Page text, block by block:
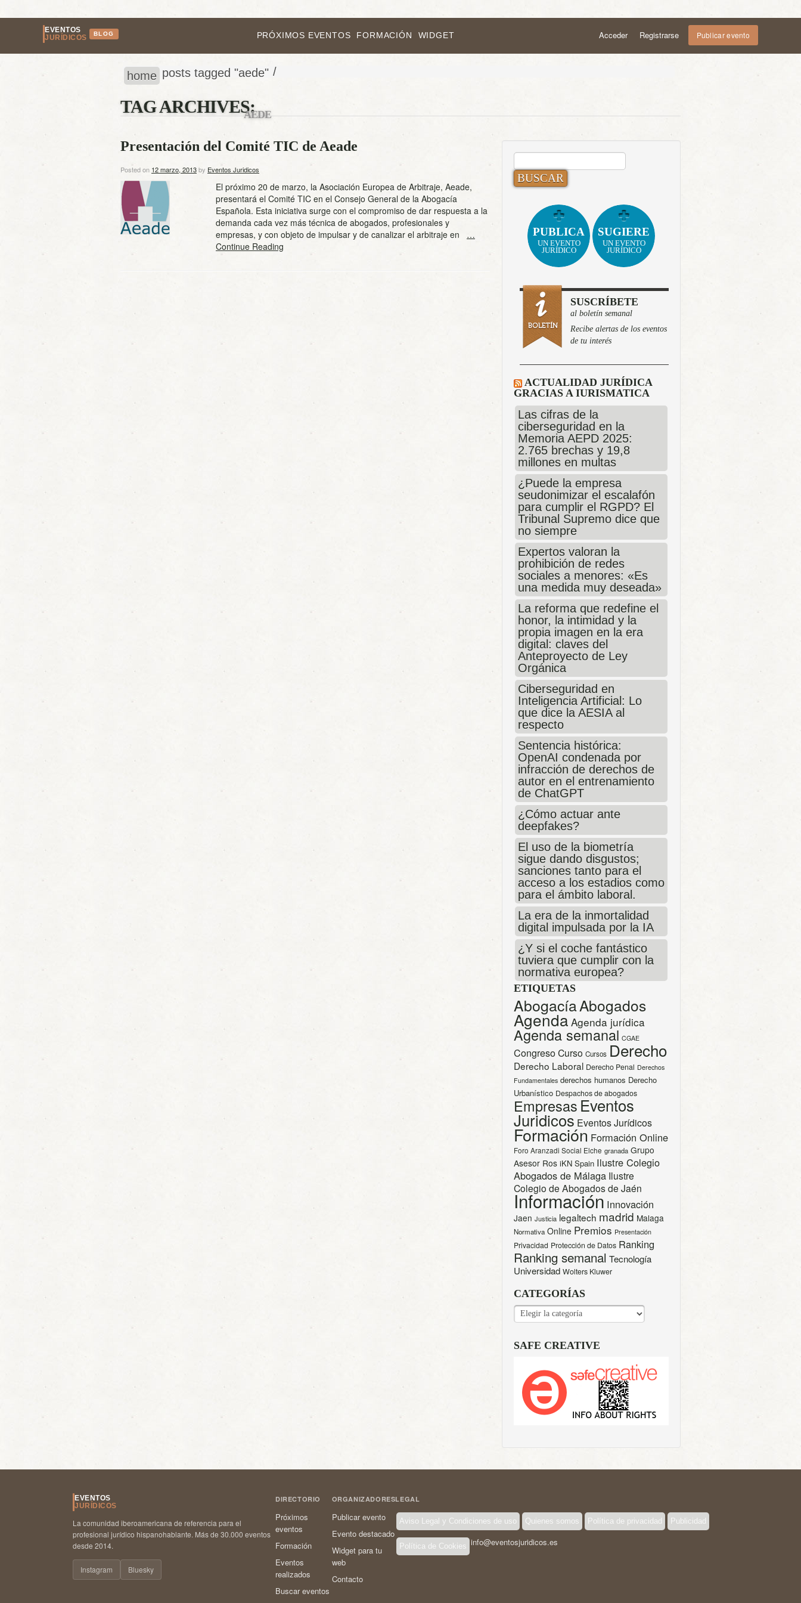
EVENTOS
JURÍDICOS
BLOG PRÓXIMOS EVENTOS FORMACIÓN WIDGET Acceder Registrarse Publicar evento
home /
posts tagged "aede"
TAG ARCHIVES:AEDE
Presentación del Comité TIC de Aeade
Posted on 12 marzo, 2013by Eventos Juridicos
El próximo 20 de marzo, la Asociación Europea de Arbitraje, Aeade,
presentará el Comité TIC en el Consejo General de la Abogacía
Española. Esta iniciativa surge con el compromiso de dar respuesta a la
demanda cada vez más técnica de abogados, profesionales y
empresas, y con objeto de impulsar y de canalizar el arbitraje en …
Continue Reading
BUSCAR:
PUBLICA
UN EVENTO
JURÍDICO
SUGIERE
UN EVENTO
JURÍDICO
SUSCRÍBETE
al boletín semanal
Recibe alertas de los eventos
de tu interés
ACTUALIDAD JURÍDICA
GRACIAS A IURISMATICA
Las cifras de la
ciberseguridad en la
Memoria AEPD 2025:
2.765 brechas y 19,8
millones en multas
¿Puede la empresa
seudonimizar el escalafón
para cumplir el RGPD? El
Tribunal Supremo dice que
no siempre
Expertos valoran la
prohibición de redes
sociales a menores: «Es
una medida muy deseada»
La reforma que redefine el
honor, la intimidad y la
propia imagen en la era
digital: claves del
Anteproyecto de Ley
Orgánica
Ciberseguridad en
Inteligencia Artificial: Lo
que dice la AESIA al
respecto
Sentencia histórica:
OpenAI condenada por
infracción de derechos de
autor en el entrenamiento
de ChatGPT
¿Cómo actuar ante
deepfakes?
El uso de la biometría
sigue dando disgustos;
sanciones tanto para el
acceso a los estadios como
para el ámbito laboral.
La era de la inmortalidad
digital impulsada por la IA
¿Y si el coche fantástico
tuviera que cumplir con la
normativa europea?
ETIQUETAS
AbogacíaAbogados
Agenda Agenda jurídica
Agenda semanal CGAE
CongresoCurso Cursos Derecho
Derecho Laboral Derecho Penal Derechos
Fundamentales derechos humanos Derecho
Urbanístico Despachos de abogados
Empresas Eventos
Juridicos Eventos Jurídicos
Formación Formación Online
Foro Aranzadi Social Elche granada Grupo
Asesor Ros iKN Spain Ilustre Colegio
Abogados de Málaga Ilustre
Colegio de Abogados de Jaén
Información Innovación
Jaen Justicia legaltech madrid Malaga
Normativa Online Premios Presentación
Privacidad Protección de Datos Ranking
Ranking semanal Tecnología
Universidad Wolters Kluwer
CATEGORÍAS
CATEGORÍAS
SAFE CREATIVE
EVENTOS
JURÍDICOS
La comunidad iberoamericana de referencia para el
profesional jurídico hispanohablante. Más de 30.000 eventos
desde 2014.
Instagram Bluesky
DIRECTORIO
Próximos
eventos
Formación
Eventos
realizados
Buscar eventos
ORGANIZADORES
Publicar evento
Evento destacado
Widget para tu
web
Contacto
LEGAL
Aviso Legal y Condiciones de uso Quienes somos Política de privacidad Publicidad
Política de Cookies info@eventosjuridicos.es